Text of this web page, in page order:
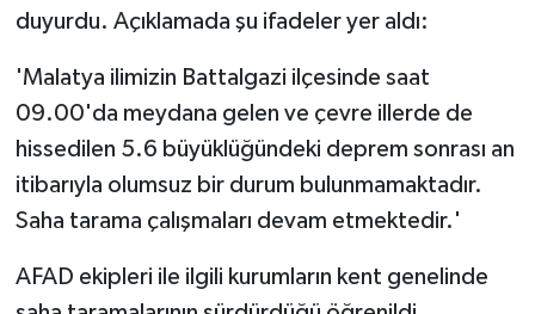
duyurdu. Açıklamada şu ifadeler yer aldı:
'Malatya ilimizin Battalgazi ilçesinde saat
09.00'da meydana gelen ve çevre illerde de
hissedilen 5.6 büyüklüğündeki deprem sonrası an
itibarıyla olumsuz bir durum bulunmamaktadır.
Saha tarama çalışmaları devam etmektedir.'
AFAD ekipleri ile ilgili kurumların kent genelinde